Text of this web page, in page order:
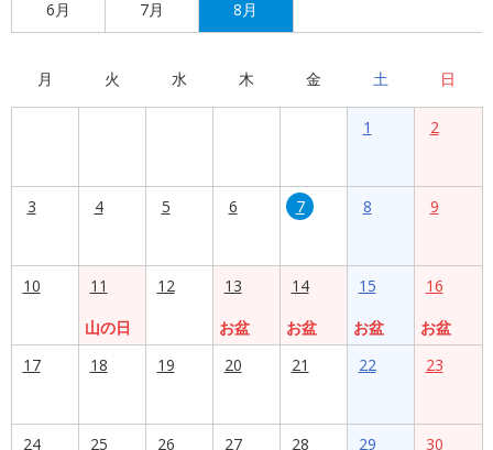
6月 7月 8月
月 火 水 木 金 土 日
1 2
3 4 5 6 7 8 9
10
11
山の日
12
13
お盆
14
お盆
15
お盆
16
お盆
17
18 19 20 21 22 23
24 25 26 27 28 29 30